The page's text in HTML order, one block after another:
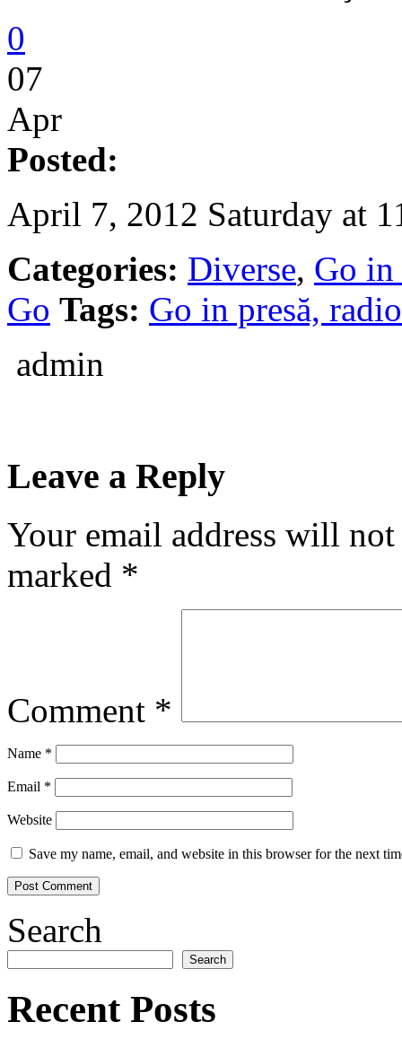
0
07
Apr
Posted:
April 7, 2012 Saturday at
Categories: Diverse, Go in
Go Tags: Go in presă,
admin
Leave a Reply
Your email address will
marked *
Comment *
Name *
Email *
Website
Save my name, email, and website in this browser for the next
Search
Search
Recent Posts